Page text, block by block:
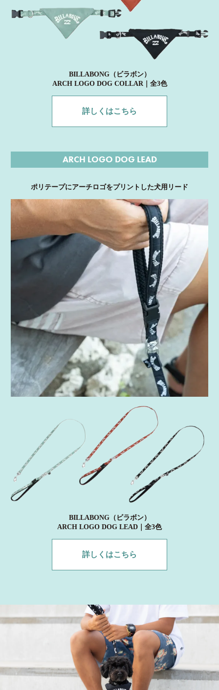
BILLABONG（ビラボン）
ARCH LOGO DOG COLLAR｜全3色
詳しくはこちら
ARCH LOGO DOG LEAD
ポリテープにアーチロゴをプリントした犬用リード
BILLABONG（ビラボン）
ARCH LOGO DOG LEAD｜全3色
詳しくはこちら